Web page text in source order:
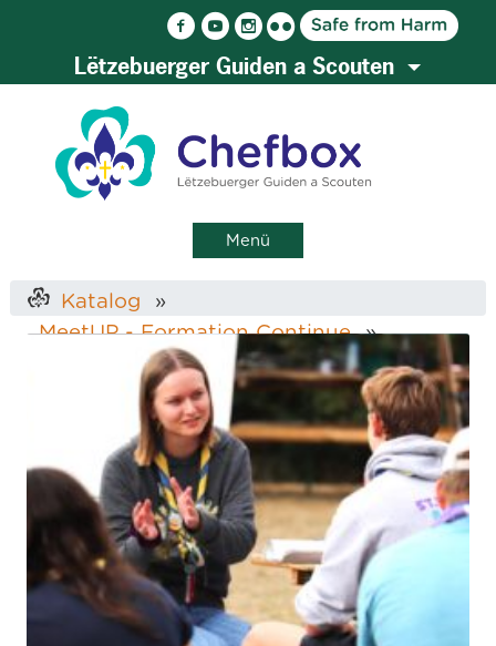
Lëtzebuerger Guiden a Scouten
Menü
Katalog
MeetUP - Formation Continue
Pedagogesches
KONFLIKTER - wat maachen?...